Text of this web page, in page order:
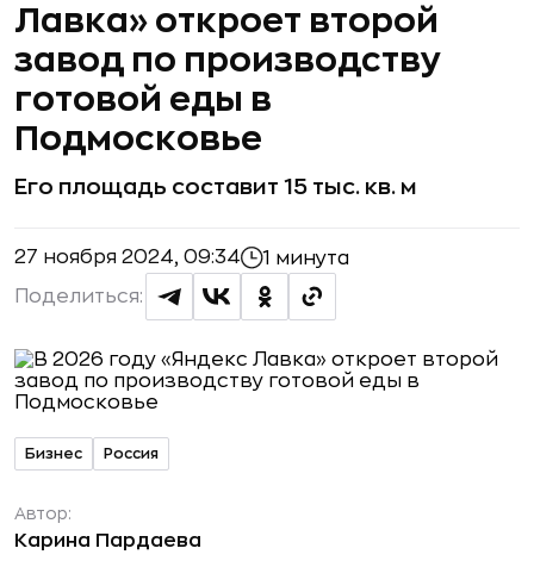
Лавка» откроет второй
завод по производству
готовой еды в
Подмосковье
Его площадь составит 15 тыс. кв. м
27 ноября 2024, 09:34 1 минута
Поделиться:
Бизнес Россия
Автор:
Карина Пардаева